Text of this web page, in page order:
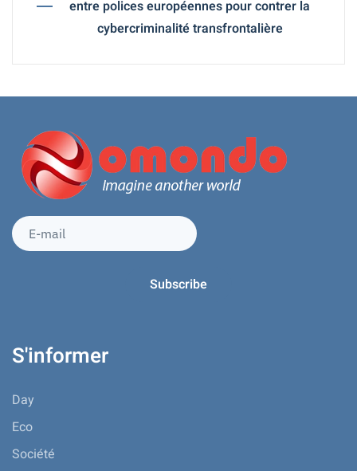
entre polices européennes pour contrer la
cybercriminalité transfrontalière
S'informer
Day
Eco
Société